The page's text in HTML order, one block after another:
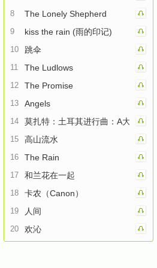
8 The Lonely Shepherd
9 kiss the rain (雨的印记)
10 跳伞
11 The Ludlows
12 The Promise
13 Angels
14 莫扎特：土耳其进行曲：A大调钢琴
15 高山流水
16 The Rain
17 和兰花在一起
18 卡农（Canon）
19 人间
20 欢沁